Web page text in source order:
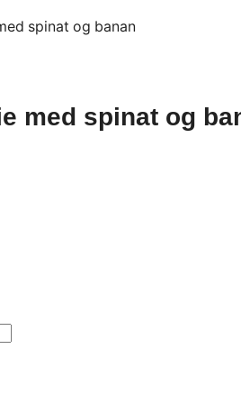
med spinat og